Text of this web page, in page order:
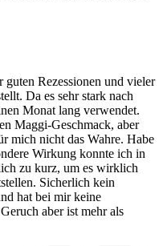
guten Rezessionen und vieler
Da es sehr stark nach
Monat lang verwendet.
Maggi-Geschmack, aber
mich nicht das Wahre. Habe
Wirkung konnte ich in
zu kurz, um es wirklich
Sicherlich kein
hat bei mir keine
aber ist mehr als